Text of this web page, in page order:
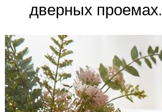
дверных проемах.